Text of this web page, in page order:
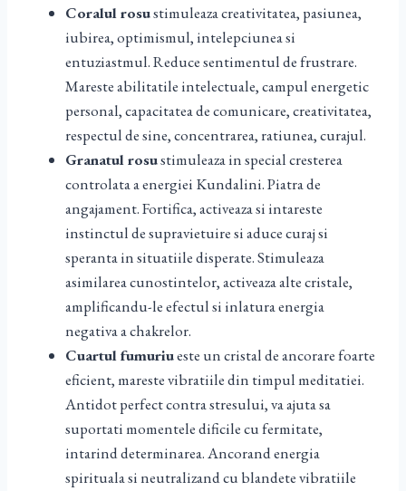
Coralul rosustimuleaza creativitatea, pasiunea,
iubirea, optimismul, intelepciunea si
entuziastmul. Reduce sentimentul de frustrare.
Mareste abilitatile intelectuale, campul energetic
personal, capacitatea de comunicare, creativitatea,
respectul de sine, concentrarea, ratiunea, curajul.
Granatul rosustimuleaza in special cresterea
controlata a energiei Kundalini. Piatra de
angajament. Fortifica, activeaza si intareste
instinctul de supravietuire si aduce curaj si
speranta in situatiile disperate. Stimuleaza
asimilarea cunostintelor, activeaza alte cristale,
amplificandu-le efectul si inlatura energia
negativa a chakrelor.
Cuartul fumuriueste un cristal de ancorare foarte
eficient, mareste vibratiile din timpul meditatiei.
Antidot perfect contra stresului, va ajuta sa
suportati momentele dificile cu fermitate,
intarind determinarea. Ancorand energia
spirituala si neutralizand cu blandete vibratiile